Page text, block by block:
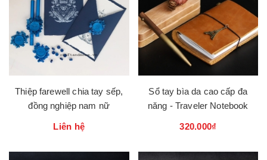
Thiệp farewell chia tay sếp,
đồng nghiệp nam nữ
Liên hệ
Sổ tay bìa da cao cấp đa
năng - Traveler Notebook
320.000₫